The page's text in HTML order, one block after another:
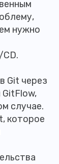
нужно
Git через
случае.
которое